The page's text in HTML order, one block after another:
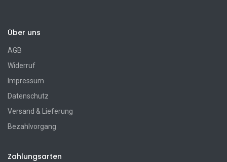
Über uns
AGB
Widerruf
Impressum
Datenschutz
Versand & Lieferung
Bezahlvorgang
Zahlungsarten